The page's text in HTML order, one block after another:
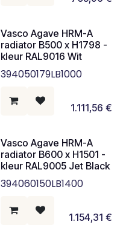
Vasco Agave HRM-A
radiator B500 x H1798 -
kleur RAL9016 Wit
394050179LB1000
1.111,56 €
Vasco Agave HRM-A
radiator B600 x H1501 -
kleur RAL9005 Jet Black
394060150LB1400
1.154,31 €